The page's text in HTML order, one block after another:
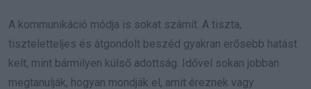
A kommunikáció módja is sokat számít. A tiszta,
tiszteletteljes és átgondolt beszéd gyakran erősebb hatást
kelt, mint bármilyen külső adottság. Idővel sokan jobban
megtanulják, hogyan mondják el, amit éreznek vagy